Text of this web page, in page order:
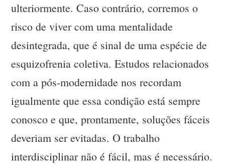
ulteriormente. Caso contrário, corremos o
risco de viver com uma mentalidade
desintegrada, que é sinal de uma espécie de
esquizofrenia coletiva. Estudos relacionados
com a pós-modernidade nos recordam
igualmente que essa condição está sempre
conosco e que, prontamente, soluções fáceis
deveriam ser evitadas. O trabalho
interdisciplinar não é fácil, mas é necessário.